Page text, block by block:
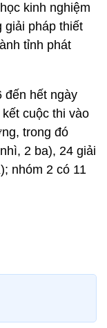
kinh nghiệm
giải pháp thiết
tỉnh phát
đến hết ngày
cuộc thi vào
trong đó
2 ba), 24 giải
nhóm 2 có 11